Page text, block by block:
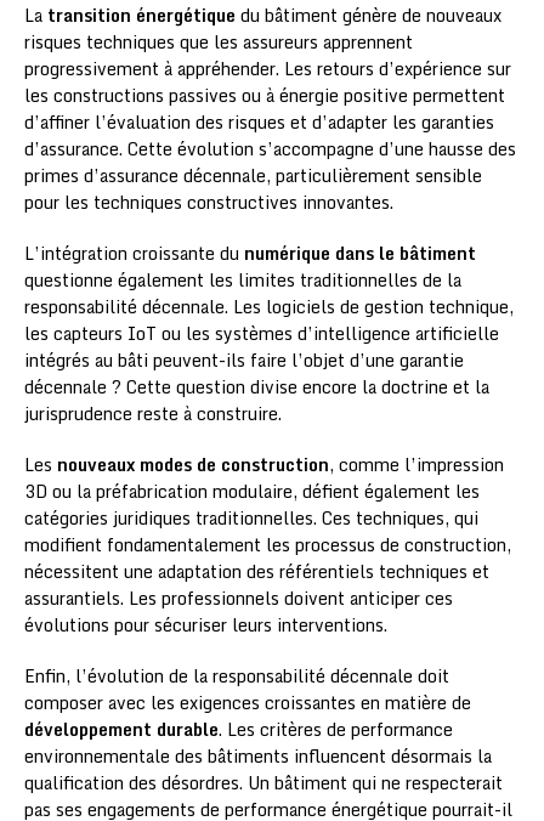
La transition énergétique du bâtiment génère de nouveaux
risques techniques que les assureurs apprennent
progressivement à appréhender. Les retours d’expérience sur
les constructions passives ou à énergie positive permettent
d’affiner l’évaluation des risques et d’adapter les garanties
d’assurance. Cette évolution s’accompagne d’une hausse des
primes d’assurance décennale, particulièrement sensible
pour les techniques constructives innovantes.
L’intégration croissante du numérique dans le bâtiment
questionne également les limites traditionnelles de la
responsabilité décennale. Les logiciels de gestion technique,
les capteurs IoT ou les systèmes d’intelligence artificielle
intégrés au bâti peuvent-ils faire l’objet d’une garantie
décennale ? Cette question divise encore la doctrine et la
jurisprudence reste à construire.
Les nouveaux modes de construction, comme l’impression
3D ou la préfabrication modulaire, défient également les
catégories juridiques traditionnelles. Ces techniques, qui
modifient fondamentalement les processus de construction,
nécessitent une adaptation des référentiels techniques et
assurantiels. Les professionnels doivent anticiper ces
évolutions pour sécuriser leurs interventions.
Enfin, l’évolution de la responsabilité décennale doit
composer avec les exigences croissantes en matière de
développement durable. Les critères de performance
environnementale des bâtiments influencent désormais la
qualification des désordres. Un bâtiment qui ne respecterait
pas ses engagements de performance énergétique pourrait-il